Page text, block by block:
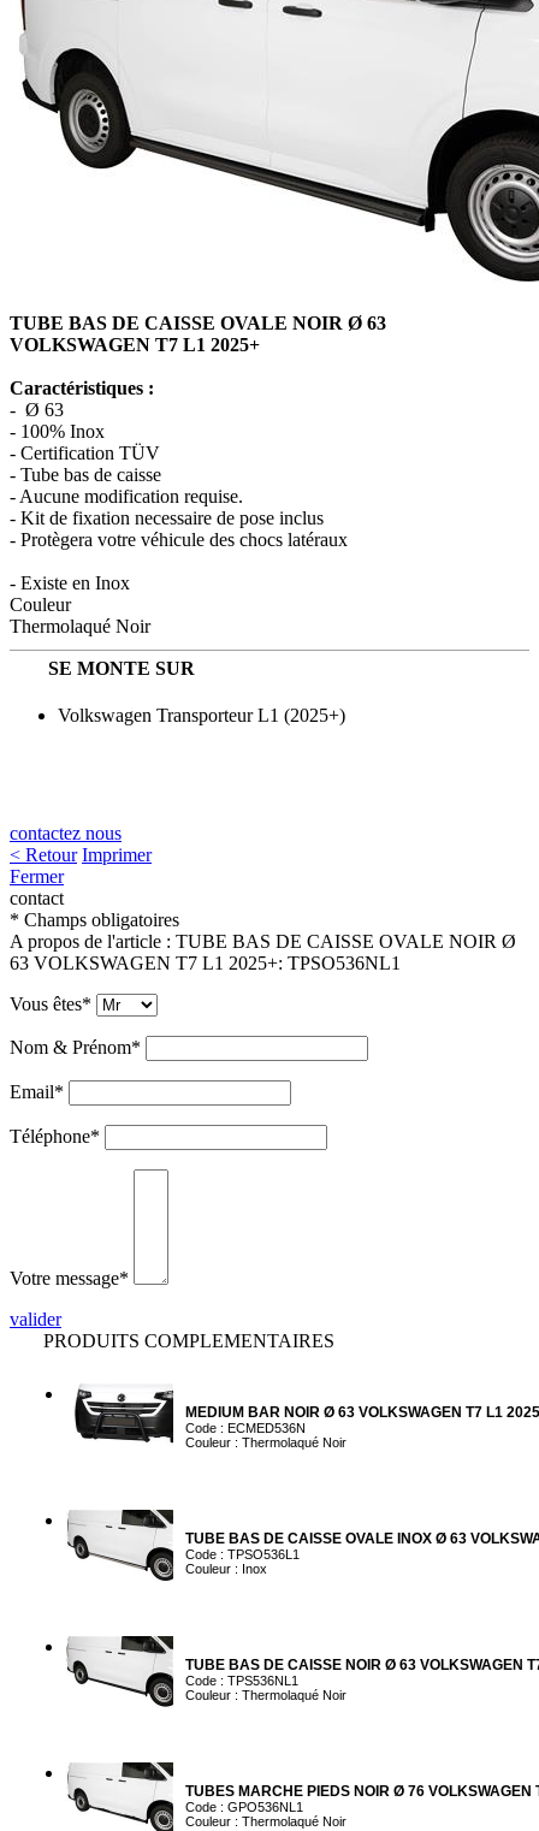
TUBE BAS DE CAISSE OVALE NOIR Ø 63
VOLKSWAGEN T7 L1 2025+
Caractéristiques :
- Ø 63
- 100% Inox
- Certification TÜV
- Tube bas de caisse
- Aucune modification requise.
- Kit de fixation necessaire de pose inclus
- Protègera votre véhicule des chocs latéraux
- Existe en Inox
Couleur
Thermolaqué Noir
SE MONTE SUR
Volkswagen Transporteur L1 (2025+)
contactez nous
< Retour Imprimer
Fermer
contact
* Champs obligatoires
A propos de l'article : TUBE BAS DE CAISSE OVALE NOIR Ø
63 VOLKSWAGEN T7 L1 2025+: TPSO536NL1
Vous êtes*
Nom & Prénom*
Email*
Téléphone*
Votre message*
valider
PRODUITS COMPLEMENTAIRES
MEDIUM BAR NOIR Ø 63 VOLKSWAGEN T7 L1
Code : ECMED536N
Couleur : Thermolaqué Noir
TUBE BAS DE CAISSE OVALE INOX Ø 63
Code : TPSO536L1
Couleur : Inox
TUBE BAS DE CAISSE NOIR Ø 63 VOLKSWAGEN
Code : TPS536NL1
Couleur : Thermolaqué Noir
TUBES MARCHE PIEDS NOIR Ø 76 VOLKSWAGEN
Code : GPO536NL1
Couleur : Thermolaqué Noir